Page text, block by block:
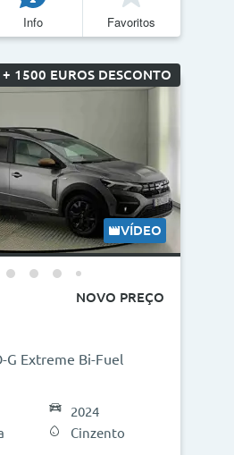
Info Favoritos
+ 1500 EUROS DESCONTO
VÍDEO
NOVO PREÇO
G Extreme Bi-Fuel
2024
Cinzento